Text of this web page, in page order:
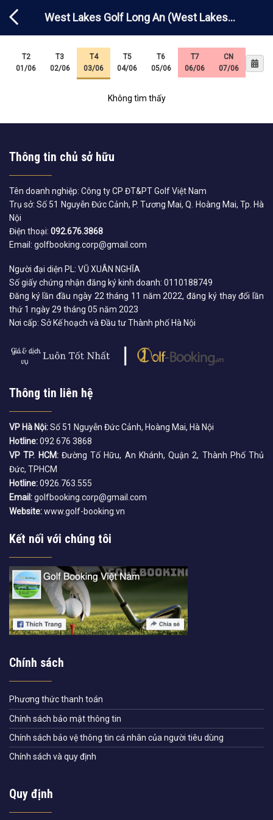
đến
West Lakes Golf Long An (West Lakes
Golf & Villas)
T2
01/06
T3
02/06
T4
03/06
T5
04/06
T6
05/06
T7
06/06
CN
07/06
Không tìm thấy
Thông tin chủ sở hữu
Tên doanh nghiệp: Công ty CP ĐT&PT Golf Việt Nam
Trụ sở: Số 51 Nguyễn Đức Cảnh, P. Tương Mai, Q. Hoàng Mai, Tp. Hà
Nội
Điện thoại: 092.676.3868
Email: golfbooking.corp@gmail.com
Người đại diện PL: VŨ XUÂN NGHĨA
Số giấy chứng nhận đăng ký kinh doanh: 0110188749
Đăng ký lần đầu ngày 22 tháng 11 năm 2022, đăng ký thay đổi lần
thứ 1 ngày 29 tháng 05 năm 2023
Nơi cấp: Sở Kế hoạch và Đầu tư Thành phố Hà Nội
Thông tin liên hệ
VP Hà Nội:Số 51 Nguyễn Đức Cảnh, Hoàng Mai, Hà Nội
Hotline:092 676 3868
VP TP. HCM:Đường Tố Hữu, An Khánh, Quận 2, Thành Phố Thủ
Đức, TPHCM
Hotline:0926.763.555
Email:golfbooking.corp@gmail.com
Website:www.golf-booking.vn
Kết nối với chúng tôi
Chính sách
Phương thức thanh toán
Chính sách bảo mật thông tin
Chính sách bảo vệ thông tin cá nhân của người tiêu dùng
Chính sách và quy định
Quy định